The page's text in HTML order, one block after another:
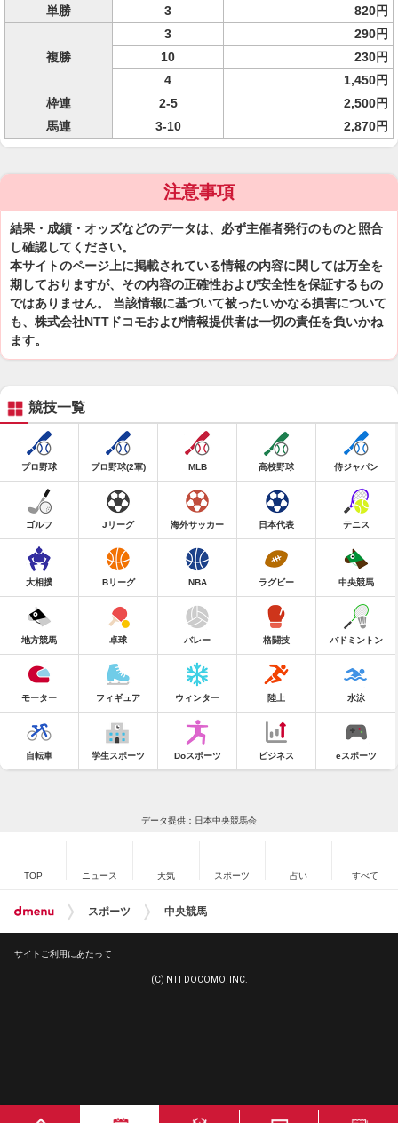
単勝 3 820円
複勝
3
290円
10
230円
4
1,450円
枠連
2-5
2,500円
馬連
3-10 2,870円
注意事項
結果・成績・オッズなどのデータは、必ず主催者発行のものと照合
し確認してください。
本サイトのページ上に掲載されている情報の内容に関しては万全を
期しておりますが、その内容の正確性および安全性を保証するもの
ではありません。 当該情報に基づいて被ったいかなる損害について
も、株式会社NTTドコモおよび情報提供者は一切の責任を負いかね
ます。
競技一覧
プロ野球 プロ野球(2軍) MLB 高校野球 侍ジャパン
ゴルフ Jリーグ 海外サッカー 日本代表 テニス
大相撲 Bリーグ NBA ラグビー 中央競馬
地方競馬 卓球 バレー 格闘技 バドミントン
モーター フィギュア ウィンター 陸上 水泳
自転車 学生スポーツ Doスポーツ ビジネス eスポーツ
データ提供：日本中央競馬会
TOP ニュース 天気 スポーツ 占い すべて
スポーツ 中央競馬
サイトご利用にあたって
(C) NTT DOCOMO, INC.